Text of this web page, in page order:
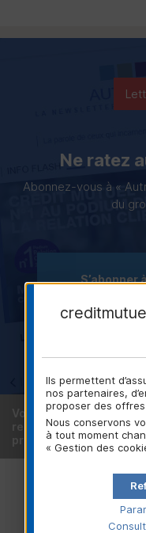
Ne ratez
Abonnez-vous à «
du
S’abonner
Vous êtes déjà client ou
recherchez une caisse
près de chez vous ?
Politique de
Charte de
Ils permettent
nos partenaires,
proposer des
Nous conservons
à tout moment
« Gestion des